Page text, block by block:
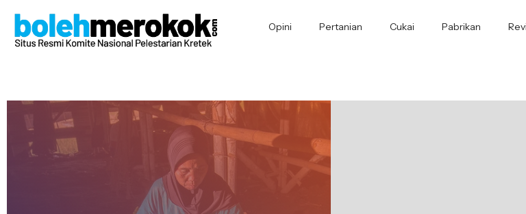
Opini Pertanian Cukai Pabrikan